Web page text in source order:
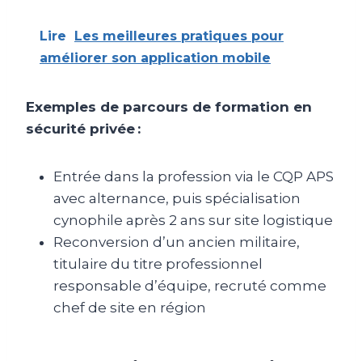
Lire
Les meilleures pratiques pour
améliorer son application mobile
Exemples de parcours de formation en
sécurité privée :
Entrée dans la profession via le CQP APS
avec alternance, puis spécialisation
cynophile après 2 ans sur site logistique
Reconversion d’un ancien militaire,
titulaire du titre professionnel
responsable d’équipe, recruté comme
chef de site en région